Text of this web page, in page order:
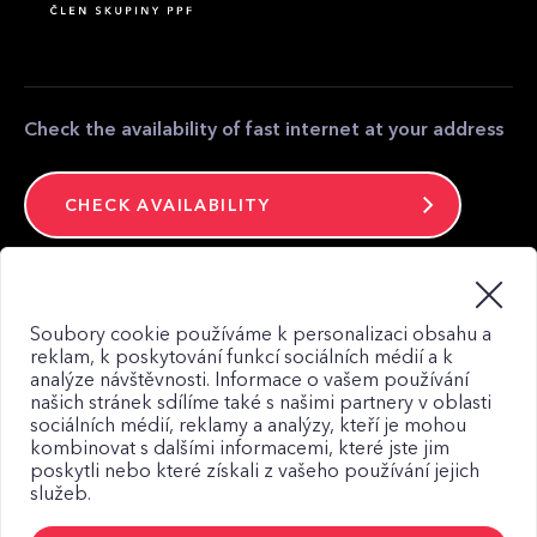
Check the availability of fast internet at your address
CHECK AVAILABILITY
Web map
Privacy Policy
Soubory cookie používáme k personalizaci obsahu a
reklam, k poskytování funkcí sociálních médií a k
analýze návštěvnosti. Informace o vašem používání
našich stránek sdílíme také s našimi partnery v oblasti
sociálních médií, reklamy a analýzy, kteří je mohou
kombinovat s dalšími informacemi, které jste jim
poskytli nebo které získali z vašeho používání jejich
služeb.